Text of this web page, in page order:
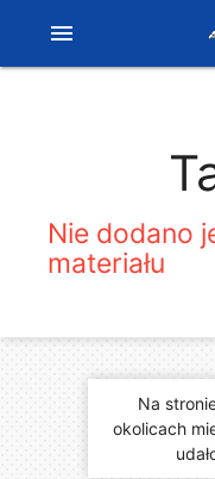
menu
Nie dodano
materiału
Na
okolicach